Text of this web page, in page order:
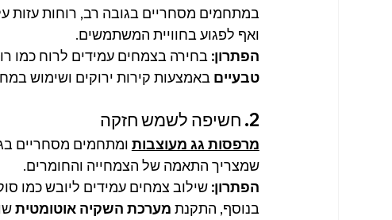
במתחמים מסחריים בגובה רב, רוחות עזות
ואף לפגוע בחוויית המשתמשים.
הפתרון: בחירה בצמחים עמידים לרוח כמו
טבעיים באמצעות קירות ירוקים ושימוש
2. חשיפה לשמש חזקה
מרפסות גג מעוצבות ומתחמים מסחריים
שמצריך התאמה של הצמחייה והחומרים.
הפתרון: שילוב צמחים עמידים ליובש כמו
בנוסף, התקנת מערכת השקיה אוטומטית